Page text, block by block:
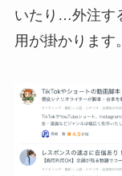
いたり…外注す
用が掛かります。